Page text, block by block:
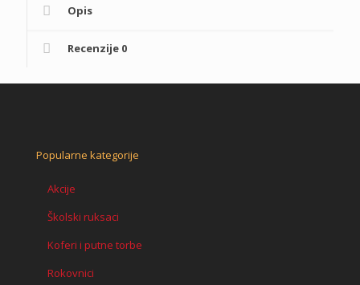
Opis
Recenzije 0
Popularne kategorije
Akcije
Školski ruksaci
Koferi i putne torbe
Rokovnici